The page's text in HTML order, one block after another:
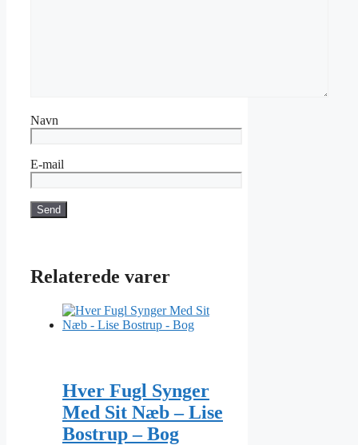
Navn
E-mail
Relaterede varer
Hver Fugl Synger
Med Sit Næb – Lise
Bostrup – Bog